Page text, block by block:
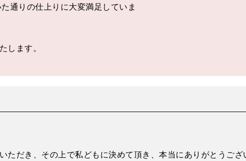
通りの仕上りに大変満足していま
します。
ただき、その上で私どもに決めて頂き、本当にありがとうござ